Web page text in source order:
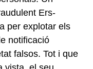
Ers-
per explotar els
notificació
falsos. Tot i que